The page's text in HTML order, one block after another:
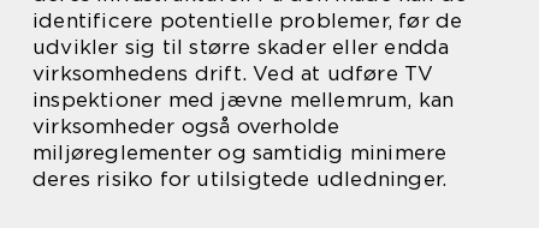
identificere potentielle problemer, før de
udvikler sig til større skader eller endda
virksomhedens drift. Ved at udføre TV
inspektioner med jævne mellemrum, kan
virksomheder også overholde
miljøreglementer og samtidig minimere
deres risiko for utilsigtede udledninger.